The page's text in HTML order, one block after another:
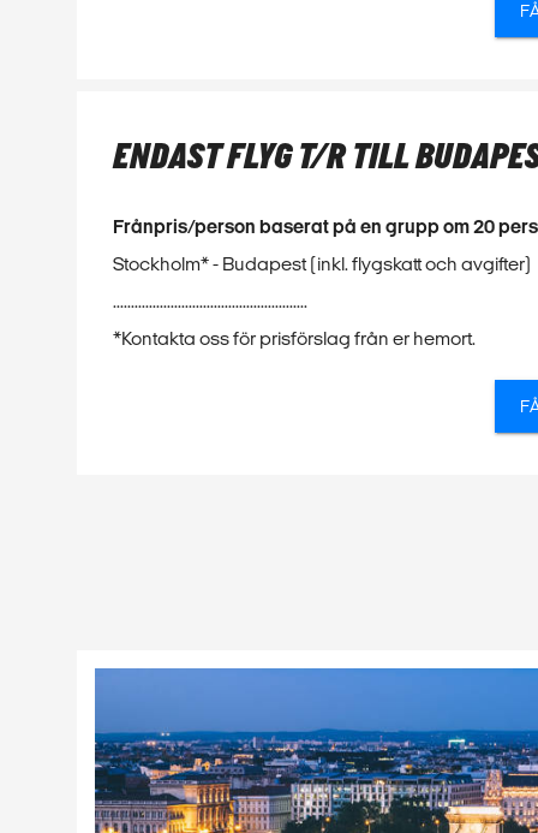
ENDAST FLYG T/R TILL
Frånpris/person baserat på en grupp om 20
Stockholm* - Budapest (inkl. flygskatt och avgifter)
......................................................
*Kontakta oss för prisförslag från er hemort.